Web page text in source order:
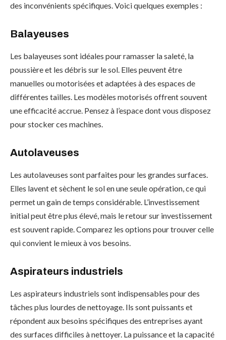
des inconvénients spécifiques. Voici quelques exemples :
Balayeuses
Les balayeuses sont idéales pour ramasser la saleté, la
poussière et les débris sur le sol. Elles peuvent être
manuelles ou motorisées et adaptées à des espaces de
différentes tailles. Les modèles motorisés offrent souvent
une efficacité accrue. Pensez à l’espace dont vous disposez
pour stocker ces machines.
Autolaveuses
Les autolaveuses sont parfaites pour les grandes surfaces.
Elles lavent et sèchent le sol en une seule opération, ce qui
permet un gain de temps considérable. L’investissement
initial peut être plus élevé, mais le retour sur investissement
est souvent rapide. Comparez les options pour trouver celle
qui convient le mieux à vos besoins.
Aspirateurs industriels
Les aspirateurs industriels sont indispensables pour des
tâches plus lourdes de nettoyage. Ils sont puissants et
répondent aux besoins spécifiques des entreprises ayant
des surfaces difficiles à nettoyer. La puissance et la capacité